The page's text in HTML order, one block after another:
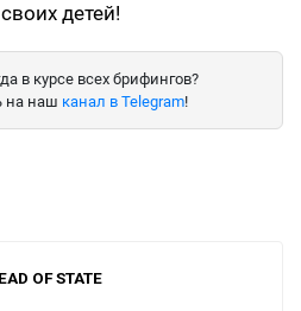
детей!
в курсе всех брифингов?
на наш канал в Telegram!
OF STATE